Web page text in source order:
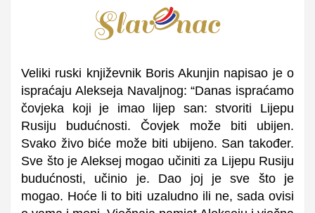
Veliki ruski književnik Boris Akunjin napisao je o
ispraćaju Alekseja Navaljnog: “Danas ispraćamo
čovjeka koji je imao lijep san: stvoriti Lijepu
Rusiju budućnosti. Čovjek može biti ubijen.
Svako živo biće može biti ubijeno. San također.
Sve što je Aleksej mogao učiniti za Lijepu Rusiju
budućnosti, učinio je. Dao joj je sve što je
mogao. Hoće li to biti uzaludno ili ne, sada ovisi